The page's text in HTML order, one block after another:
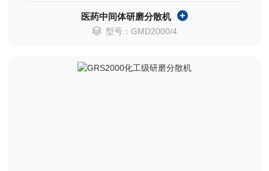
医药中间体研磨分散机
型号：GMD2000/4